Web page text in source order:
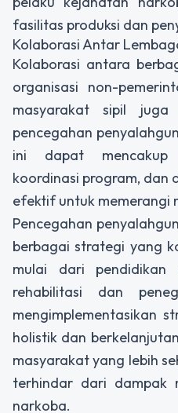
fasilitas produksi dan
Kolaborasi Antar
Kolaborasi antara
organisasi non-
masyarakat sipil
pencegahan
ini dapat mencakup
koordinasi program, dan
efektif untuk memerangi
Pencegahan
berbagai strategi yang
mulai dari pendidikan
rehabilitasi dan
mengimplementasikan
holistik dan
masyarakat yang lebih
terhindar dari dampak
narkoba.